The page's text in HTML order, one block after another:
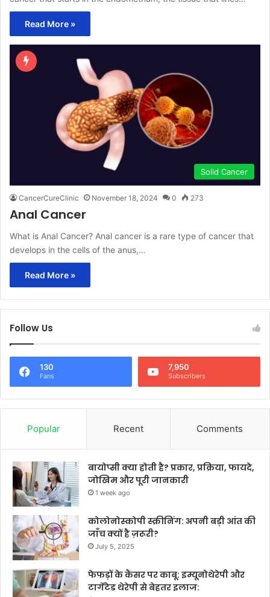
Read More »
Solid Cancer
CancerCureClinic November 18, 2024 0 273
Anal Cancer
What is Anal Cancer? Anal cancer is a rare type of cancer that
develops in the cells of the anus,…
Read More »
Follow Us
130
Fans
7,950
Subscribers
Popular Recent Comments
बायोप्सी क्या होती है? प्रकार, प्रक्रिया, फायदे,
जोखिम और पूरी जानकारी
1 week ago
कोलोनोस्कोपी स्क्रीनिंग: अपनी बड़ी आंत की
जाँच क्यों है ज़रूरी?
July 5, 2025
फेफड़ों के कैंसर पर काबू: इम्यूनोथेरेपी और
टार्गेटेड थेरेपी से बेहतर इलाज: